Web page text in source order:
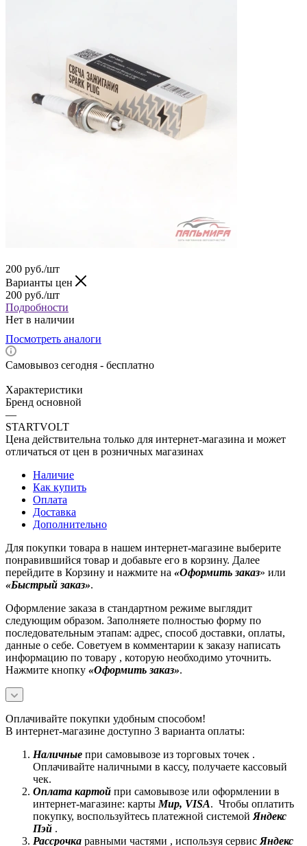
200 руб./шт
Варианты цен
200 руб./шт
Подробности
Нет в наличии
Посмотреть аналоги
Самовывоз сегодня - бесплатно
Характеристики
Бренд основной
—
STARTVOLT
Цена действительна только для интернет-магазина и может
отличаться от цен в розничных магазинах
Наличие
Как купить
Оплата
Доставка
Дополнительно
Для покупки товара в нашем интернет-магазине выберите
понравившийся товар и добавьте его в корзину. Далее
перейдите в Корзину и нажмите на «Оформить заказ» или
«Быстрый заказ».
Оформление заказа в стандартном режиме выглядит
следующим образом. Заполняете полностью форму по
последовательным этапам: адрес, способ доставки, оплаты,
данные о себе. Советуем в комментарии к заказу написать
информацию по товару , которую необходимо уточнить.
Нажмите кнопку «Оформить заказ».
Оплачивайте покупки удобным способом!
В интернет-магазине доступно 3 варианта оплаты:
Наличные при самовывозе из торговых точек .
Оплачивайте наличными в кассу, получаете кассовый
чек.
Оплата картой при самовывозе или оформлении в
интернет-магазине: карты Mир, VISA. Чтобы оплатить
покупку, воспользуйтесь платежной системой Яндекс
Пэй .
Рассрочка равными частями , используя сервис Яндекс